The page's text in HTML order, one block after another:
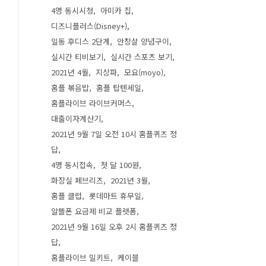
4명 동시시청
아미카 칩
디즈니플러스(Disney+)
일동 후디스 2단계
안창살 양념구이
실시간 티비보기
실시간 스포츠 보기
2021년 4월
지상파
모요(moyo)
홈플 볶음밥
홈플 탑텐세일
홈플라이브 라이브커머스
대출이자계산기
2021년 9월 7일 오전 10시 홈플퀴즈 정
답
4명 동시접속
첫 달 100원
화장실 페브리즈
2021년 3월
홈플 클럽
롯데마트 휴무일
알뜰폰 요금제 비교 플랫폼
2021년 9월 16일 오후 2시 홈플퀴즈 정
답
홈플라이브 밀키트
케이블